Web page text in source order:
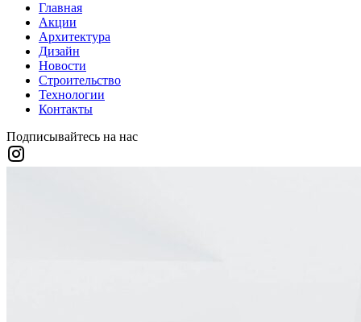
Главная
Акции
Архитектура
Дизайн
Новости
Строительство
Технологии
Контакты
Подписывайтесь на нас